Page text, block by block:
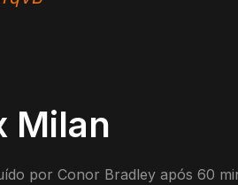
Milan
por Conor Bradley após 60